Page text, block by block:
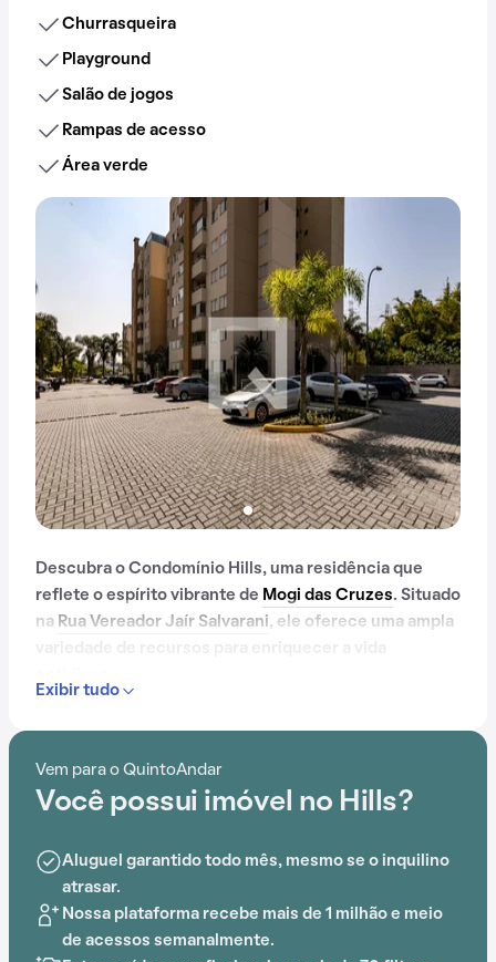
Churrasqueira
Playground
Salão de jogos
Rampas de acesso
Área verde
Descubra o Condomínio Hills, uma residência que
reflete o espírito vibrante de Mogi das Cruzes. Situado
na Rua Vereador Jaír Salvarani, ele oferece uma ampla
Com portaria 24 horas, elevador, academia, piscina,
playground e salão de jogos, o Condomínio Hills é ideal
para quem busca conforto e entretenimento.
A proximidade com Colégio IENEC e Colégio Saber
adiciona praticidade a essa experiência.
Exibir tudo
Vem para o QuintoAndar
Você possui imóvel no Hills?
Aluguel garantido todo mês, mesmo se o inquilino
atrasar.
Nossa plataforma recebe mais de 1 milhão e meio
de acessos semanalmente.